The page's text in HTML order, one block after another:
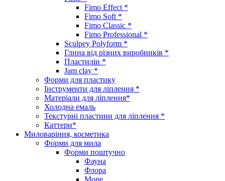
Fimo Effect *
Fimo Soft *
Fimo Classic *
Fimo Professional *
Sculpey Polyform *
Глина від різних виробників *
Пластилін *
Jam clay *
Форми для пластику
Інструменти для ліплення *
Матеріали для ліплення*
Холодна емаль
Текстурні пластини для ліплення *
Каттери*
Миловаріння, косметика
Форми для мила
Форми поштучно
Фауна
Флора
Море